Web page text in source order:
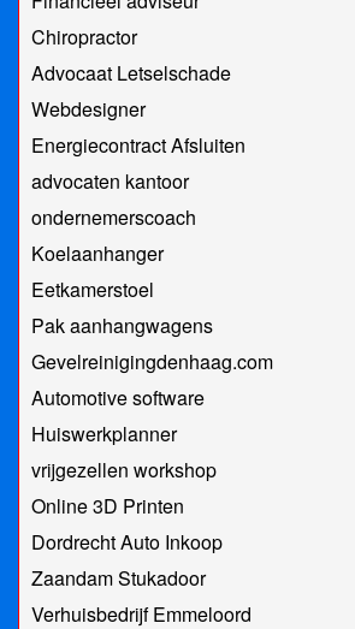
Chiropractor
Advocaat Letselschade
Webdesigner
Energiecontract Afsluiten
advocaten kantoor
ondernemerscoach
Koelaanhanger
Eetkamerstoel
Pak aanhangwagens
Gevelreinigingdenhaag.com
Automotive software
Huiswerkplanner
vrijgezellen workshop
Online 3D Printen
Dordrecht Auto Inkoop
Zaandam Stukadoor
Verhuisbedrijf Emmeloord